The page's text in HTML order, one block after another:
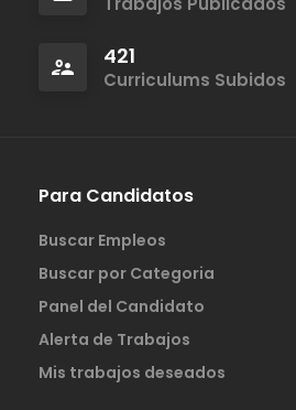
421
Curriculums Subidos
Para Candidatos
Buscar Empleos
Buscar por Categoria
Panel del Candidato
Alerta de Trabajos
Mis trabajos deseados